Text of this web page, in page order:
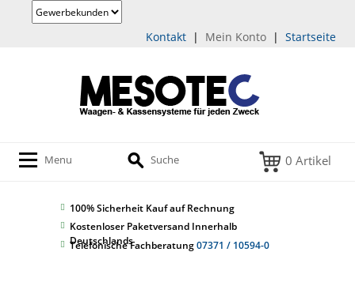
Startseite
|
Mein Konto
|
Kontakt
Menu Suche 0 Artikel
100% Sicherheit Kauf auf Rechnung
Kostenloser Paketversand Innerhalb
Deutschlands
Telefonische Fachberatung07371 / 10594-0